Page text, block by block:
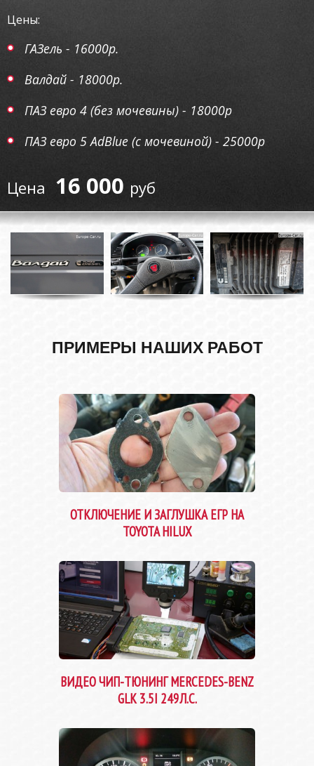
Цены:
ГАЗель - 16000р.
Валдай - 18000р.
ПАЗ евро 4 (без мочевины) - 18000р
ПАЗ евро 5 AdBlue (с мочевиной) - 25000р
16 000 руб
ПРИМЕРЫ НАШИХ РАБОТ
ОТКЛЮЧЕНИЕ И ЗАГЛУШКА ЕГР НА
TOYOTA HILUX
ВИДЕО ЧИП-ТЮНИНГ MERCEDES-BENZ
GLK 3.5I 249Л.С.